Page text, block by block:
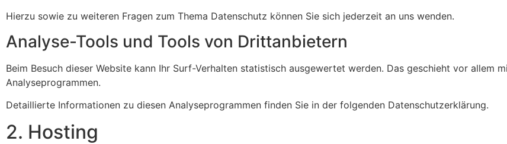
Hierzu sowie zu weiteren Fragen zum Thema Datenschutz können Sie sich jederzeit an uns wenden.
Analyse-Tools und Tools von Dritt­anbietern
Beim Besuch dieser Website kann Ihr Surf-Verhalten statistisch ausgewertet werden. Das geschieht vor allem
Analyseprogrammen.
Detaillierte Informationen zu diesen Analyseprogrammen finden Sie in der folgenden Datenschutzerklärung.
2. Hosting